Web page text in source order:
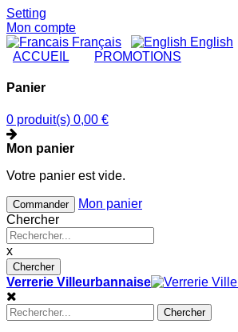
Setting
Mon compte
Français
English
ACCUEIL
PROMOTIONS
Panier
0 produit(s) 0,00 €
Mon panier
Votre panier est vide.
Commander
Mon panier
Chercher
x
Chercher
Verrerie Villeurbannaise
Chercher